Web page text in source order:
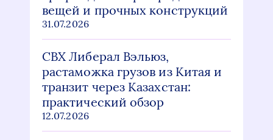
вещей и прочных конструкций
31.07.2026
СВХ Либерал Вэльюз,
растаможка грузов из Китая и
транзит через Казахстан:
практический обзор
12.07.2026